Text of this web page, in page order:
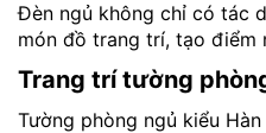
Đèn ngủ không chỉ có tác
món đồ trang trí, tạo điểm
Trang trí tường
Tường phòng ngủ kiểu